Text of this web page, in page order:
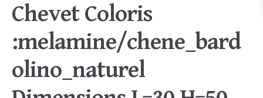
Chevet Coloris
:melamine/chene_bard
olino_naturel